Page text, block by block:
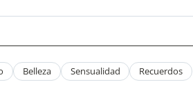
Belleza Sensualidad Recuerdos